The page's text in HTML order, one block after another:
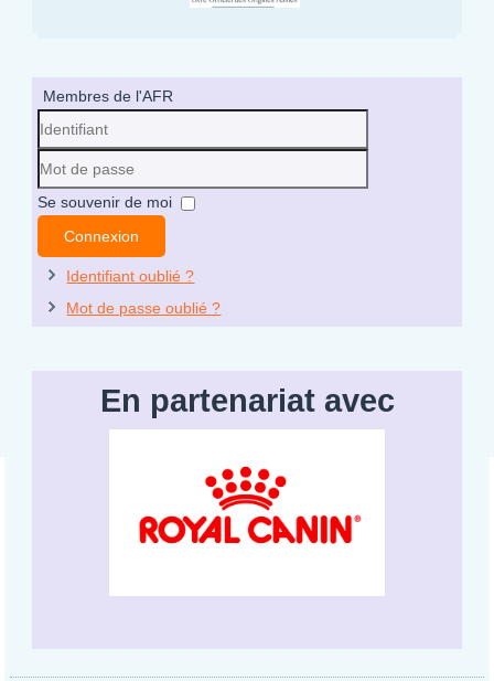
Membres de l'AFR
Identifiant
Mot
passe
Se souvenir de moi
Connexion
Identifiant oublié ?
Mot de passe oublié ?
En partenariat avec